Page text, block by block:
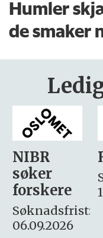
Humler
de smaker
Rektor
Søknadsfrist:
15.09.2026